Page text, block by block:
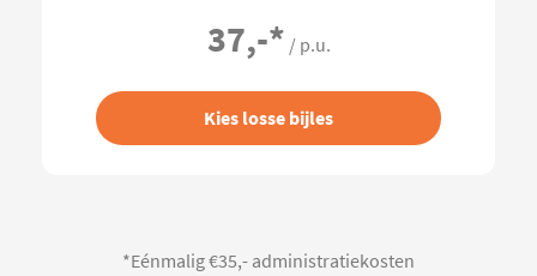
37,-* / p.u.
Kies losse bijles
*Eénmalig €35,- administratiekosten